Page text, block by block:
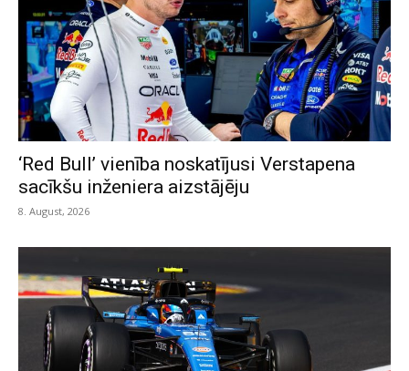
‘Red Bull’ vienība noskatījusi Verstapena
sacīkšu inženiera aizstājēju
8. August, 2026